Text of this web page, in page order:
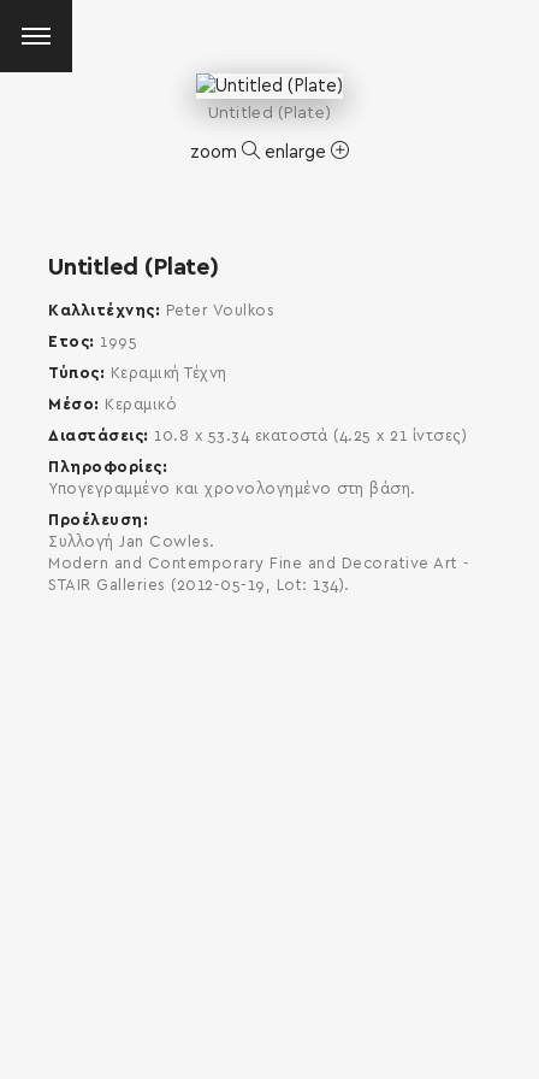
Untitled (Plate)
zoom enlarge
Untitled (Plate)
Καλλιτέχνης
Peter Voulkos
Έτος
1995
Τύπος
Κεραμική Τέχνη
Μέσο
Κεραμικό
Διαστάσεις
10.8 x 53.34 εκατοστά (4.25 x 21 ίντσες)
Πληροφορίες
Υπογεγραμμένο και χρονολογημένο στη βάση.
Προέλευση
Συλλογή Jan Cowles.
Modern and Contemporary Fine and Decorative Art -
STAIR Galleries (2012-05-19, Lot: 134).